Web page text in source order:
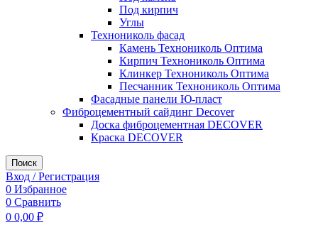
Под кирпич
Углы
Технониколь фасад
Камень Технониколь Оптима
Кирпич Технониколь Оптима
Клинкер Технониколь Оптима
Песчанник Технониколь Оптима
Фасадные панели Ю-пласт
Фиброцементный сайдинг Decover
Доска фиброцементная DECOVER
Краска DECOVER
Поиск
Вход / Регистрация
0 Избранное
0 Сравнить
0 0,00 ₽